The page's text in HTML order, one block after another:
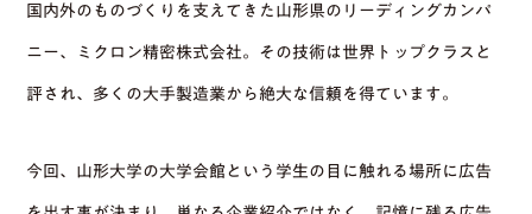
国内外のものづくりを支えてきた山形県のリーディングカンパ
ニー、ミクロン精密株式会社。その技術は世界トップクラスと
評され、多くの大手製造業から絶大な信頼を得ています。
今回、山形大学の大学会館という学生の目に触れる場所に広告